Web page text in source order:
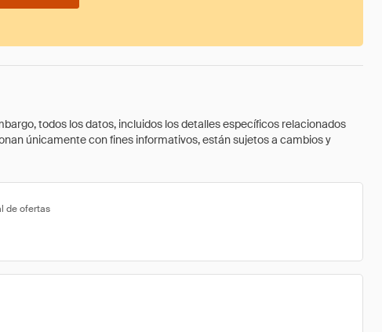
todos los datos, incluidos los detalles específicos relacionados
únicamente con fines informativos, están sujetos a cambios y
de ofertas